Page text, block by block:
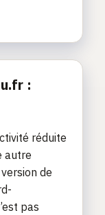
:
réduite
autre
de
pas